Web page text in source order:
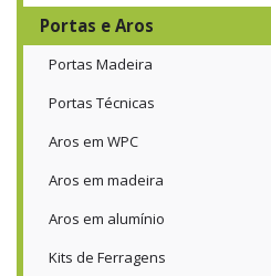
Portas e Aros
Portas Madeira
Portas Técnicas
Aros em WPC
Aros em madeira
Aros em alumínio
Kits de Ferragens